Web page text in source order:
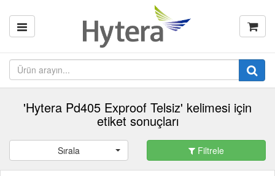
'Hytera Pd405 Exproof Telsiz' kelimesi için
etiket sonuçları
Sırala Filtrele